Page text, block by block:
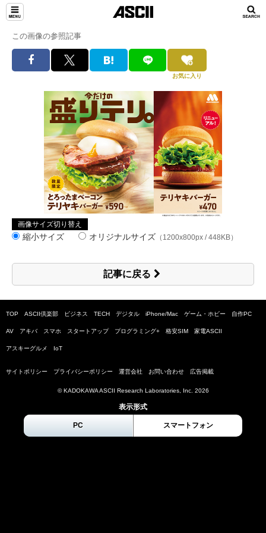
この画像の参照記事
お気に入り
画像サイズ切り替え
縮小サイズ オリジナルサイズ （1200x800px / 448KB）
記事に戻る
TOP ASCII倶楽部 ビジネス TECH デジタル iPhone/Mac ゲーム・ホビー 自作PC
AV アキバ スマホ スタートアップ プログラミング+ 格安SIM 家電ASCII
アスキーグルメ IoT
サイトポリシー プライバシーポリシー 運営会社 お問い合わせ 広告掲載
© KADOKAWA ASCII Research Laboratories, Inc. 2026
表示形式
PC スマートフォン